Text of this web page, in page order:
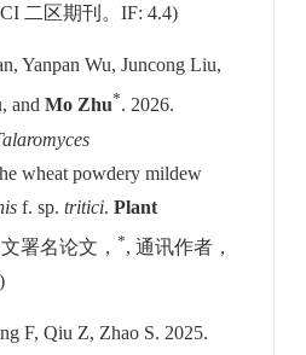
二区期刊。IF: 4.4)
Yanpan Wu, Juncong Liu,
and Mo Zhu*. 2026.
wheat powdery mildew
f. sp. tritici. Plant
署名论文， *, 通讯作者，
F, Qiu Z, Zhao S. 2025.